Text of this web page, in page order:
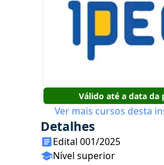
Válido até a data da
Ver mais cursos desta
Detalhes
Edital 001/2025
Nível superior